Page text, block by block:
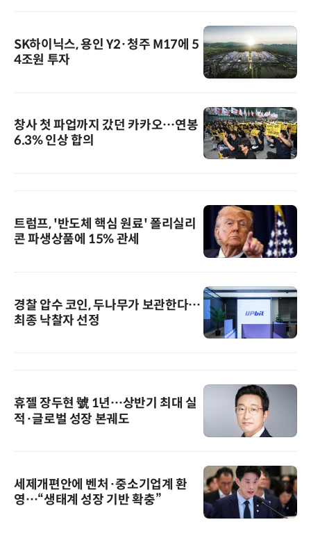
SK하이닉스, 용인 Y2·청주 M17에 5
4조원 투자
창사 첫 파업까지 갔던 카카오…연봉
6.3% 인상 합의
트럼프, '반도체 핵심 원료' 폴리실리
콘 파생상품에 15% 관세
경찰 압수 코인, 두나무가 보관한다…
최종 낙찰자 선정
휴젤 장두현 號 1년…상반기 최대 실
적·글로벌 성장 본궤도
세제개편안에 벤처·중소기업계 환
영…“생태계 성장 기반 확충”